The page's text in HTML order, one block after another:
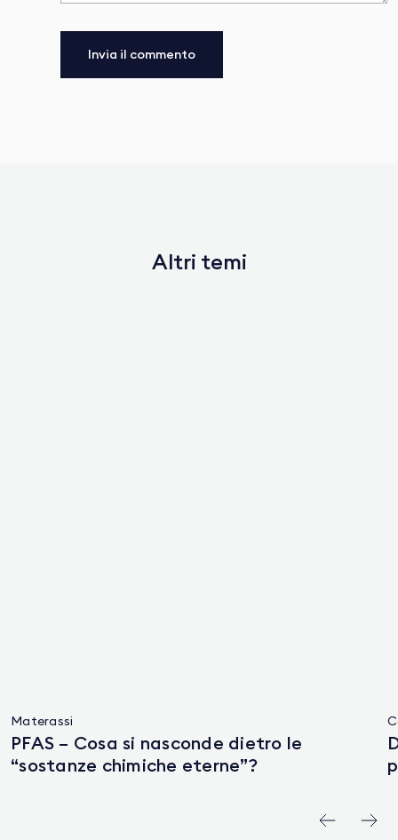
Altri temi
Materassi
PFAS – Cosa si nasconde dietro le
“sostanze chimiche eterne”?